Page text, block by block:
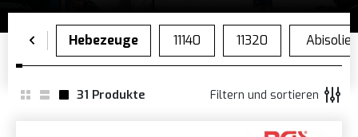
31 Produkte Filtern und sortieren